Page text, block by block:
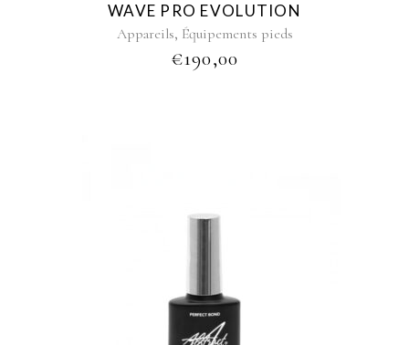
WAVE PRO EVOLUTION
Appareils, Équipements pieds
€190,00